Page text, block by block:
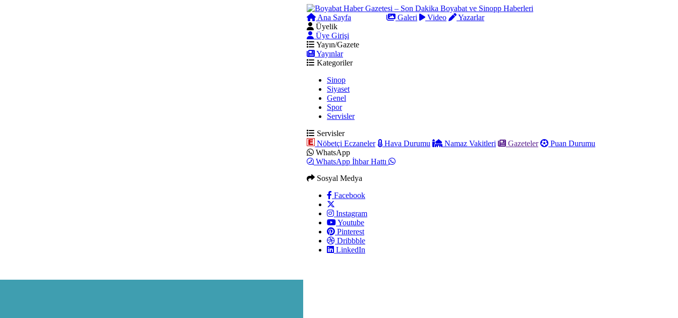
Ana Sayfa Galeri Video
Yazarlar
Üyelik
Üye Girişi
Yayın/Gazete
Yayınlar
Kategoriler
Sinop
Siyaset
Genel
Spor
Servisler
Servisler
Nöbetçi Eczaneler
Hava Durumu Namaz Vakitleri Gazeteler
Puan Durumu
WhatsApp
WhatsApp İhbar Hattı
Sosyal Medya
Facebook
Instagram
Youtube
Pinterest
Dribbble
LinkedIn